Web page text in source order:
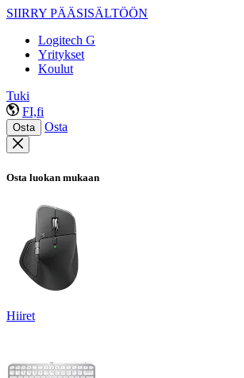
SIIRRY PÄÄSISÄLTÖÖN
Logitech G
Yritykset
Koulut
Tuki
FI,fi
Osta Osta
Osta luokan mukaan
Hiiret